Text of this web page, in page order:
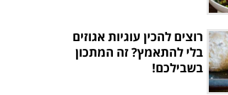
רוצים להכין עוגיות אגוזים
בלי להתאמץ? זה המתכון
בשבילכם!